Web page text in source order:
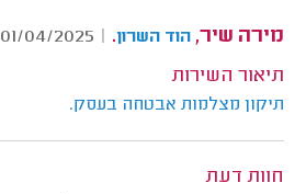
מירה שיר, הוד השרון.
|
01/04/2025
תיאור השירות
תיקון מצלמות אבטחה בעסק.
חוות דעת